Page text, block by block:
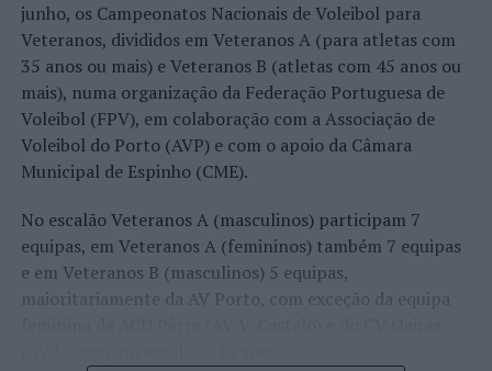
junho, os Campeonatos Nacionais de Voleibol para
Veteranos, divididos em Veteranos A (para atletas com
35 anos ou mais) e Veteranos B (atletas com 45 anos ou
mais), numa organização da Federação Portuguesa de
Voleibol (FPV), em colaboração com a Associação de
Voleibol do Porto (AVP) e com o apoio da Câmara
Municipal de Espinho (CME).
No escalão Veteranos A (masculinos) participam 7
equipas, em Veteranos A (femininos) também 7 equipas
e em Veteranos B (masculinos) 5 equipas,
maioritariamente da AV Porto, com exceção da equipa